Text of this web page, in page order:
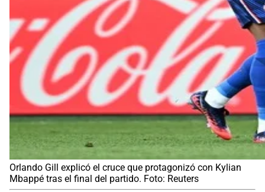
Orlando Gill explicó el cruce que protagonizó con Kylian
Mbappé tras el final del partido. Foto: Reuters